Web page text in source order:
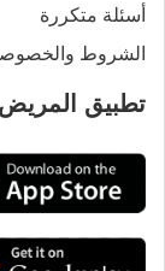
أسئلة متكررة
الشروط
تطبيق المريض